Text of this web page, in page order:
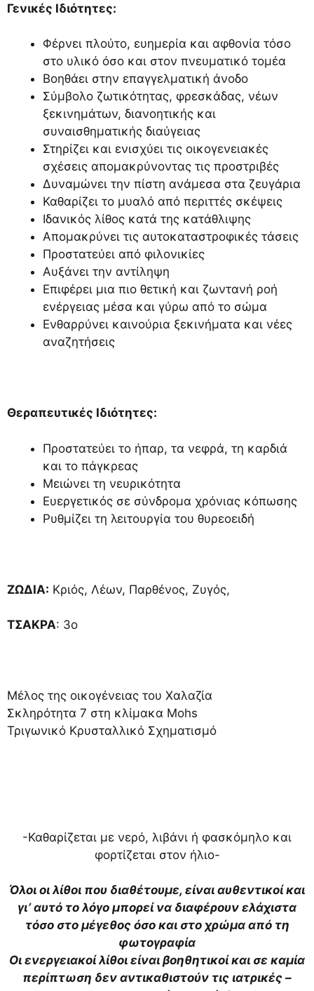
Γενικές Ιδιότητες:
Φέρνει πλούτο, ευημερία και αφθονία τόσο
στο υλικό όσο και στον πνευματικό τομέα
Βοηθάει στην επαγγελματική άνοδο
Σύμβολο ζωτικότητας, φρεσκάδας, νέων
ξεκινημάτων, διανοητικής και
συναισθηματικής διαύγειας
Στηρίζει και ενισχύει τις οικογενειακές
σχέσεις απομακρύνοντας τις προστριβές
Δυναμώνει την πίστη ανάμεσα στα ζευγάρια
Καθαρίζει το μυαλό από περιττές σκέψεις
Ιδανικός λίθος κατά της κατάθλιψης
Απομακρύνει τις αυτοκαταστροφικές τάσεις
Προστατεύει από φιλονικίες
Αυξάνει την αντίληψη
Επιφέρει μια πιο θετική και ζωντανή ροή
ενέργειας μέσα και γύρω από το σώμα
Ενθαρρύνει καινούρια ξεκινήματα και νέες
αναζητήσεις
Θεραπευτικές Ιδιότητες:
Προστατεύει το ήπαρ, τα νεφρά, τη καρδιά
και το πάγκρεας
Μειώνει τη νευρικότητα
Ευεργετικός σε σύνδρομα χρόνιας κόπωσης
Ρυθμίζει τη λειτουργία του θυρεοειδή
ΖΩΔΙΑ: Κριός, Λέων, Παρθένος, Ζυγός,
ΤΣΑΚΡΑ: 3ο
Μέλος της οικογένειας του Χαλαζία
Σκληρότητα 7 στη κλίμακα Mohs
Τριγωνικό Κρυσταλλικό Σχηματισμό
-Καθαρίζεται με νερό, λιβάνι ή φασκόμηλο και
φορτίζεται στον ήλιο-
Όλοι οι λίθοι που διαθέτουμε, είναι αυθεντικοί και
γι’ αυτό το λόγο μπορεί να διαφέρουν ελάχιστα
τόσο στο μέγεθος όσο και στο χρώμα από τη
φωτογραφία
Οι ενεργειακοί λίθοι είναι βοηθητικοί και σε καμία
περίπτωση δεν αντικαθιστούν τις ιατρικές –